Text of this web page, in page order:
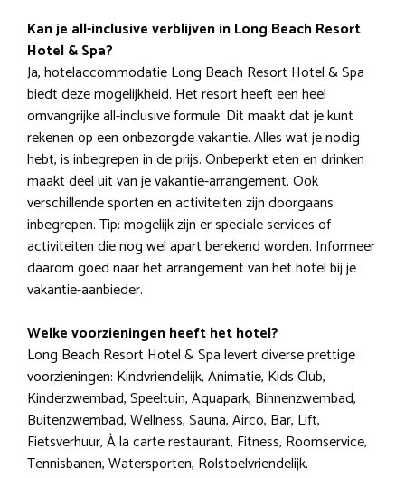
Kan je all-inclusive verblijven in Long Beach Resort
Hotel & Spa?
Ja, hotelaccommodatie Long Beach Resort Hotel & Spa
biedt deze mogelijkheid. Het resort heeft een heel
omvangrijke all-inclusive formule. Dit maakt dat je kunt
rekenen op een onbezorgde vakantie. Alles wat je nodig
hebt, is inbegrepen in de prijs. Onbeperkt eten en drinken
maakt deel uit van je vakantie-arrangement. Ook
verschillende sporten en activiteiten zijn doorgaans
inbegrepen. Tip: mogelijk zijn er speciale services of
activiteiten die nog wel apart berekend worden. Informeer
daarom goed naar het arrangement van het hotel bij je
vakantie-aanbieder.
Welke voorzieningen heeft het hotel?
Long Beach Resort Hotel & Spa levert diverse prettige
voorzieningen: Kindvriendelijk, Animatie, Kids Club,
Kinderzwembad, Speeltuin, Aquapark, Binnenzwembad,
Buitenzwembad, Wellness, Sauna, Airco, Bar, Lift,
Fietsverhuur, À la carte restaurant, Fitness, Roomservice,
Tennisbanen, Watersporten, Rolstoelvriendelijk.